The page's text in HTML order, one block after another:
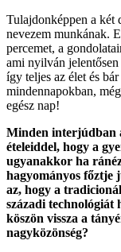
Tulajdonképpen a két
nevezem munkának.
percemet, a
ami nyilván jelentősen
így teljes az élet és
mindennapokban,
egész nap!
Minden interjúdban
ételeiddel, hogy a
ugyanakkor ha
hagyományos főztje
az, hogy a
századi technológiát
köszön vissza a
nagyközönség?